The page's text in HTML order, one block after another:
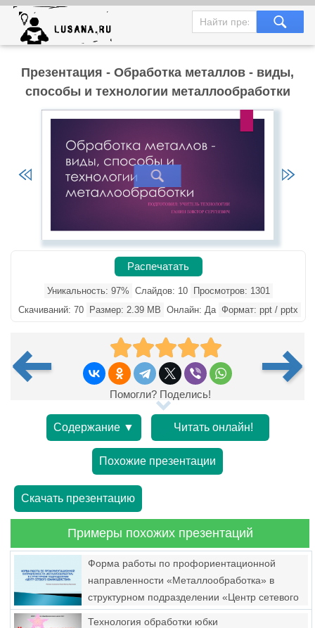
Презентация - Обработка металлов - виды,
способы и технологии металлообработки
Распечатать
Уникальность: 97% Слайдов: 10
Просмотров: 1301
Скачиваний: 70
Размер: 2.39 MB Онлайн: Да Формат: ppt / pptx
Помогли? Поделись!
Содержание ▼ Читать онлайн!
Похожие презентации
Скачать презентацию
Примеры похожих презентаций
Форма работы по профориентационной
направленности «Металлообработка» в
структурном подразделении «Центр сетевого
Технология обработки юбки